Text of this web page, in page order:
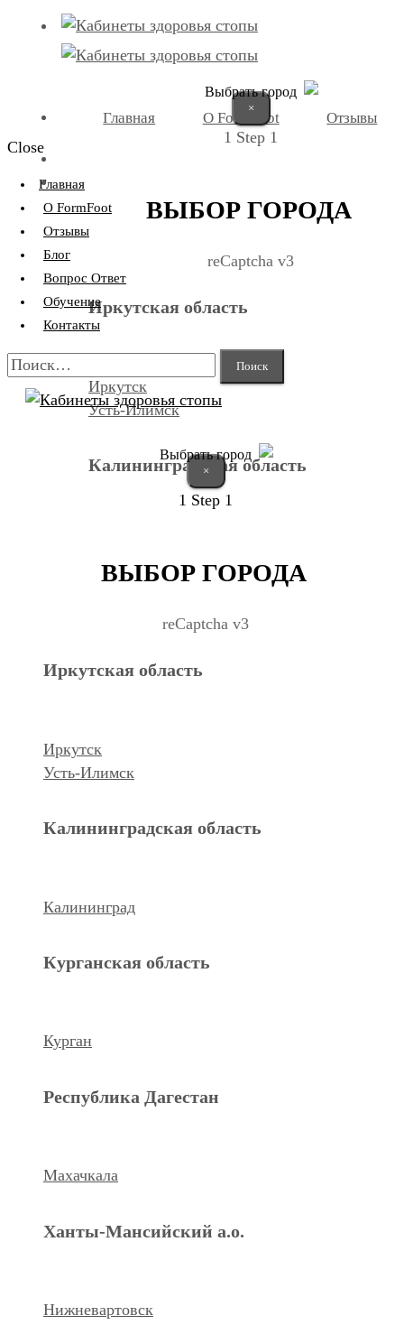
Выбрать город
×
1 Step 1
ВЫБОР ГОРОДА
reCaptcha v3
Иркутская область
Иркутск
Усть-Илимск
Калининградская область
Курган
Главная О FormFoot Отзывы
Close
Главная
О FormFoot
Отзывы
Блог
Вопрос Ответ
Обучение
Контакты
Найти:
Выбрать город
×
1 Step 1
ВЫБОР ГОРОДА
reCaptcha v3
Иркутская область
Иркутск
Усть-Илимск
Калининградская область
Калининград
Курганская область
Курган
Республика Дагестан
Махачкала
Ханты-Мансийский а.о.
Нижневартовск